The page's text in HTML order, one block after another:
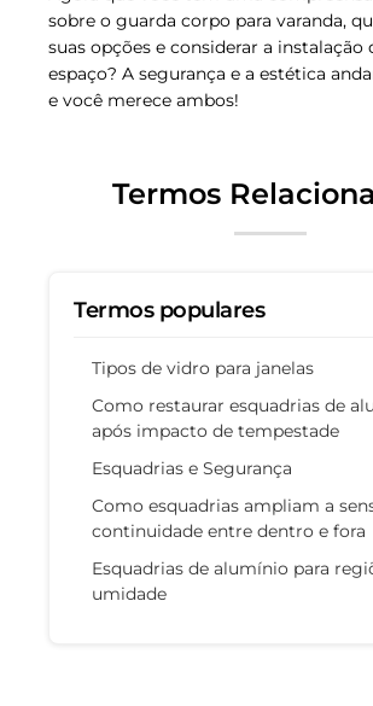
sobre o guarda corpo para varanda,
suas opções e considerar a instalação
espaço? A segurança e a estética
e você merece ambos!
Termos
Termos populares
Tipos de vidro para janelas
Como restaurar esquadrias de
após impacto de tempestade
Esquadrias e Segurança
Como esquadrias ampliam a
continuidade entre dentro e fora
Esquadrias de alumínio para
umidade